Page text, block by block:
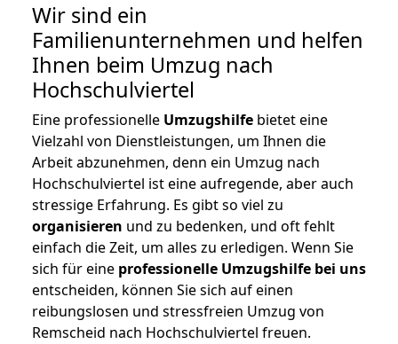
Wir sind ein
Familienunternehmen und helfen
Ihnen beim Umzug nach
Hochschulviertel
Eine professionelle Umzugshilfe bietet eine
Vielzahl von Dienstleistungen, um Ihnen die
Arbeit abzunehmen, denn ein Umzug nach
Hochschulviertel ist eine aufregende, aber auch
stressige Erfahrung. Es gibt so viel zu
organisieren und zu bedenken, und oft fehlt
einfach die Zeit, um alles zu erledigen. Wenn Sie
sich für eine professionelle Umzugshilfe bei uns
entscheiden, können Sie sich auf einen
reibungslosen und stressfreien Umzug von
Remscheid nach Hochschulviertel freuen.